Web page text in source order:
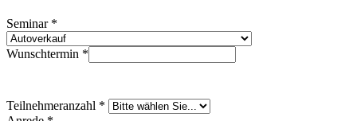
Seminar *
Wunschtermin *
Teilnehmeranzahl *